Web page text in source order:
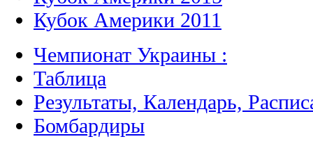
Кубок Америки 2011
Чемпионат Украины :
Таблица
Результаты, Календарь,
Бомбардиры